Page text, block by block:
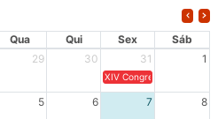
Qua Qui Sex
Sáb
29 30 31 1
XIV Congresso Brasileiro
5 6 7 8